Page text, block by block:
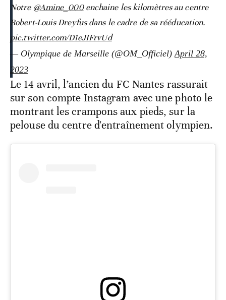
Notre @Amine_000enchaine les kilomètres au centre
Robert-Louis Dreyfus dans le cadre de sa rééducation.
pic.twitter.com/D1eJIFrvUd
— Olympique de Marseille (@OM_Officiel)April 28,
2023
Le 14 avril, l’ancien du FC Nantes rassurait
sur son compte Instagram avec une photo le
montrant les crampons aux pieds, sur la
pelouse du centre d'entraînement olympien.